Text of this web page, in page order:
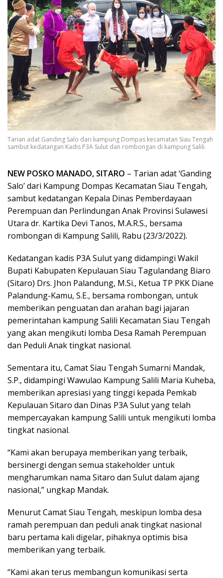
Tarian adat Ganding Salo dari kampung Dompas kecamatan Siau Tengah
sambut kedatangan Kadis P3A Sulut dan rombongan di kampung Salili.
NEW POSKO MANADO, SITARO – Tarian adat ‘Ganding
Salo’ dari Kampung Dompas Kecamatan Siau Tengah,
sambut kedatangan Kepala Dinas Pemberdayaan
Perempuan dan Perlindungan Anak Provinsi Sulawesi
Utara dr. Kartika Devi Tanos, M.A.R.S., bersama
rombongan di Kampung Salili, Rabu (23/3/2022).
Kedatangan kadis P3A Sulut yang didampingi Wakil
Bupati Kabupaten Kepulauan Siau Tagulandang Biaro
(Sitaro) Drs. Jhon Palandung, M.Si., Ketua TP PKK Diane
Palandung-Kamu, S.E., bersama rombongan, untuk
memberikan penguatan dan arahan bagi jajaran
pemerintahan kampung Salili Kecamatan Siau Tengah
yang akan mengikuti lomba Desa Ramah Perempuan
dan Peduli Anak tingkat nasional.
Sementara itu, Camat Siau Tengah Sumarni Mandak,
S.P., didampingi Wawulao Kampung Salili Maria Kuheba,
memberikan apresiasi yang tinggi kepada Pemkab
Kepulauan Sitaro dan Dinas P3A Sulut yang telah
mempercayakan kampung Salili untuk mengikuti lomba
tingkat nasional.
“Kami akan berupaya memberikan yang terbaik,
bersinergi dengan semua stakeholder untuk
mengharumkan nama Sitaro dan Sulut dalam ajang
nasional,” ungkap Mandak.
Menurut Camat Siau Tengah, meskipun lomba desa
ramah perempuan dan peduli anak tingkat nasional
baru pertama kali digelar, pihaknya optimis bisa
memberikan yang terbaik.
“Kami akan terus membangun komunikasi serta